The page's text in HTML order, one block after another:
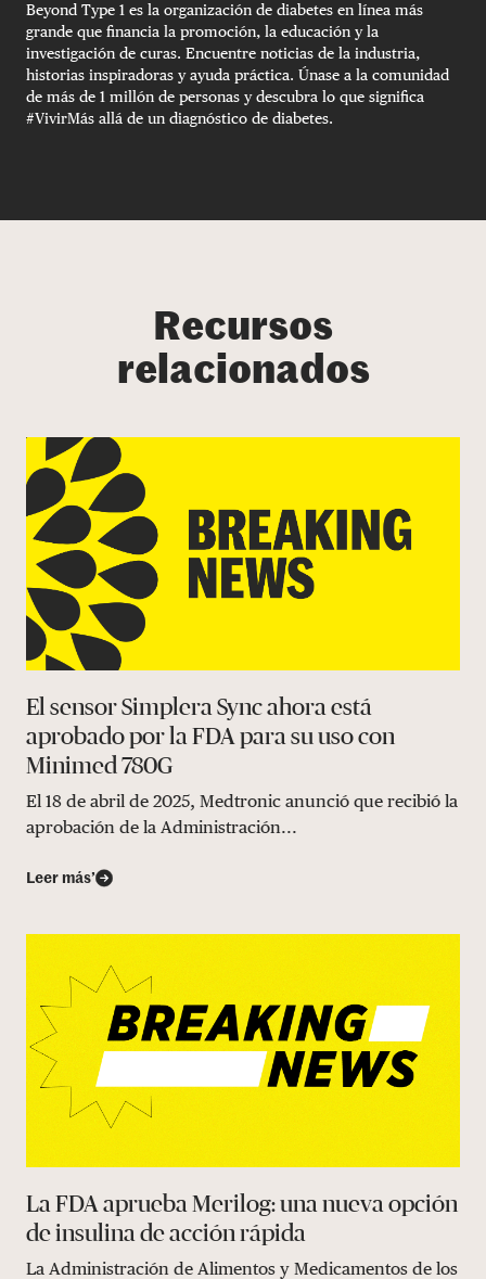
Beyond Type 1 es la organización de diabetes en línea más
grande que financia la promoción, la educación y la
investigación de curas. Encuentre noticias de la industria,
historias inspiradoras y ayuda práctica. Únase a la comunidad
de más de 1 millón de personas y descubra lo que significa
#VivirMás allá de un diagnóstico de diabetes.
Recursos
relacionados
El sensor Simplera Sync ahora está
aprobado por la FDA para su uso con
Minimed 780G
El 18 de abril de 2025, Medtronic anunció que recibió la
aprobación de la Administración...
Leer más’
La FDA aprueba Merilog: una nueva opción
de insulina de acción rápida
La Administración de Alimentos y Medicamentos de los